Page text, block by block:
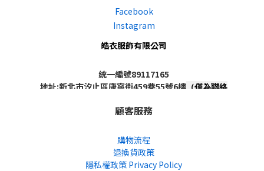
Facebook
Instagram
皓衣服飾有限公司
統一編號89117165
地址:新北市汐止區康寧街459巷55號6樓 （僅為聯絡
顧客服務
購物流程
退換貨政策
隱私權政策 Privacy Policy